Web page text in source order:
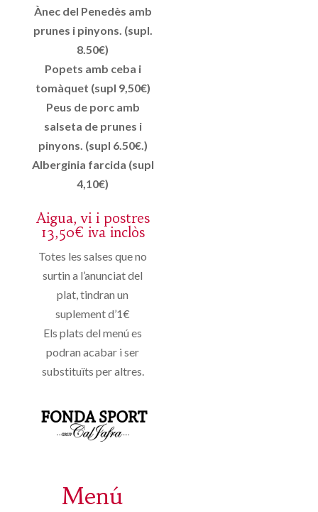
Ànec del Penedès amb
prunes i pinyons. (supl.
8.50€)
Popets amb ceba i
tomàquet (supl 9,50€)
Peus de porc amb
salseta de prunes i
pinyons. (supl 6.50€.)
Alberginia farcida (supl
4,10€)
Aigua, vi i postres
13,50€ iva inclòs
Totes les salses que no
surtin a l’anunciat del
plat, tindran un
suplement d’1€
Els plats del menú es
podran acabar i ser
substituïts per altres.
Menú